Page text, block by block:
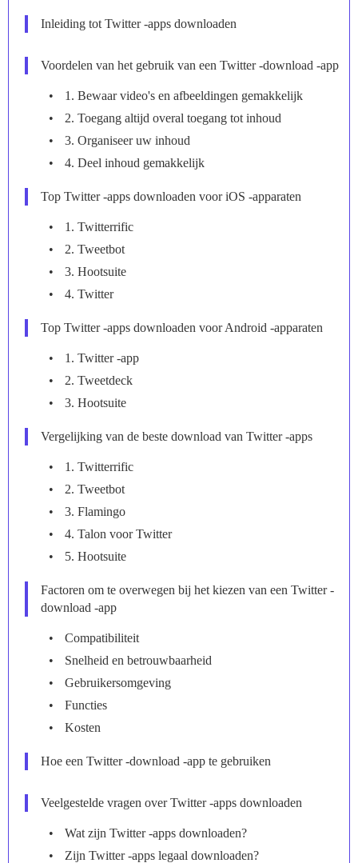
Inleiding tot Twitter -apps downloaden
Voordelen van het gebruik van een Twitter -download -app
1. Bewaar video's en afbeeldingen gemakkelijk
2. Toegang altijd overal toegang tot inhoud
3. Organiseer uw inhoud
4. Deel inhoud gemakkelijk
Top Twitter -apps downloaden voor iOS -apparaten
1. Twitterrific
2. Tweetbot
3. Hootsuite
4. Twitter
Top Twitter -apps downloaden voor Android -apparaten
1. Twitter -app
2. Tweetdeck
3. Hootsuite
Vergelijking van de beste download van Twitter -apps
1. Twitterrific
2. Tweetbot
3. Flamingo
4. Talon voor Twitter
5. Hootsuite
Factoren om te overwegen bij het kiezen van een Twitter -
download -app
Compatibiliteit
Snelheid en betrouwbaarheid
Gebruikersomgeving
Functies
Kosten
Hoe een Twitter -download -app te gebruiken
Veelgestelde vragen over Twitter -apps downloaden
Wat zijn Twitter -apps downloaden?
Zijn Twitter -apps legaal downloaden?